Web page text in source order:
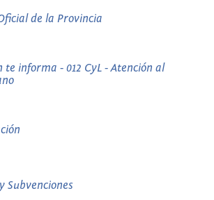
de la Provincia
te informa - 012 CyL - Atención al
Subvenciones